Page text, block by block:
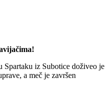
Spartaku iz Subotice doživeo je
a meč je završen